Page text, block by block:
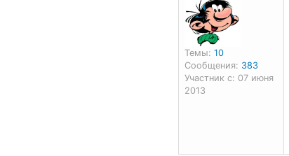
Темы: 10
Сообщения: 383
Участник с: 07 июня
2013